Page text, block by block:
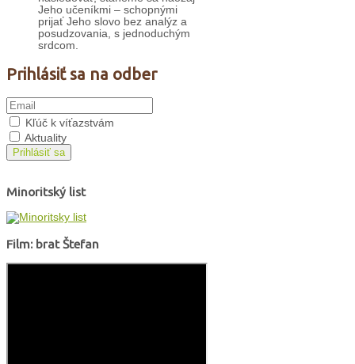
Jeho učeníkmi – schopnými
prijať Jeho slovo bez analýz a
posudzovania, s jednoduchým
srdcom.
Prihlásiť sa na odber
Kľúč k víťazstvám
Aktuality
Prihlásiť sa
Minoritský list
Film: brat Štefan